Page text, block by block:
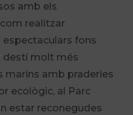
amb els
realitzar
espectaculars fons
destí molt més
marins amb praderies
ecològic, al Parc
estar reconegudes